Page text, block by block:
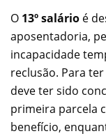
O 13º salário é
aposentadoria,
incapacidade
reclusão. Para
deve ter sido
primeira parcela
benefício,